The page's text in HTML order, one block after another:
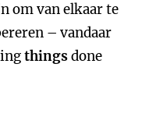
om van elkaar te
– vandaar
thingsdone